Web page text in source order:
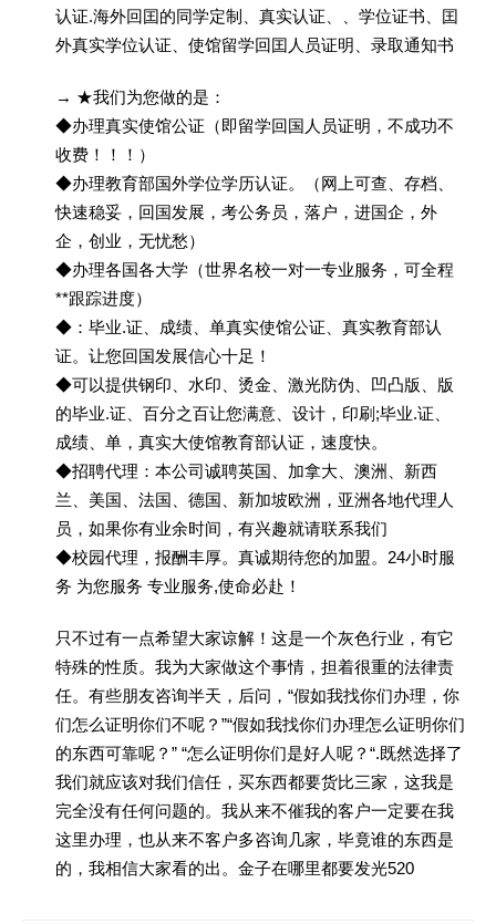
认证.海外回囯的同学定制、真实认证、、学位证书、囯
外真实学位认证、使馆留学回囯人员证明、录取通知书
→ ★我们为您做的是：
◆办理真实使馆公证（即留学回国人员证明，不成功不
收费！！！）
◆办理教育部国外学位学历认证。（网上可查、存档、
快速稳妥，回国发展，考公务员，落户，进国企，外
企，创业，无忧愁）
◆办理各国各大学（世界名校一对一专业服务，可全程
**跟踪进度）
◆：毕业.证、成绩、单真实使馆公证、真实教育部认
证。让您回国发展信心十足！
◆可以提供钢印、水印、烫金、激光防伪、凹凸版、版
的毕业.证、百分之百让您满意、设计，印刷;毕业.证、
成绩、单，真实大使馆教育部认证，速度快。
◆招聘代理：本公司诚聘英国、加拿大、澳洲、新西
兰、美国、法国、德国、新加坡欧洲，亚洲各地代理人
员，如果你有业余时间，有兴趣就请联系我们
◆校园代理，报酬丰厚。真诚期待您的加盟。24小时服
务 为您服务 专业服务,使命必赴！
只不过有一点希望大家谅解！这是一个灰色行业，有它
特殊的性质。我为大家做这个事情，担着很重的法律责
任。有些朋友咨询半天，后问，“假如我找你们办理，你
们怎么证明你们不呢？”“假如我找你们办理怎么证明你们
的东西可靠呢？” “怎么证明你们是好人呢？“.既然选择了
我们就应该对我们信任，买东西都要货比三家，这我是
完全没有任何问题的。我从来不催我的客户一定要在我
这里办理，也从来不客户多咨询几家，毕竟谁的东西是
的，我相信大家看的出。金子在哪里都要发光520